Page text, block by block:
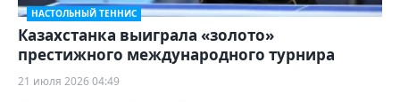
НАСТОЛЬНЫЙ ТЕННИС
Казахстанка выиграла «золото»
престижного международного турнира
21 июля 2026 04:49